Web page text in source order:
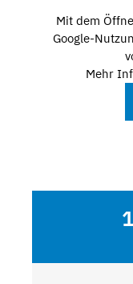
Mit dem
Google-
Mehr